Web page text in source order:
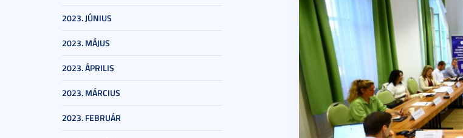
2023. JÚNIUS
2023. MÁJUS
2023. ÁPRILIS
2023. MÁRCIUS
2023. FEBRUÁR